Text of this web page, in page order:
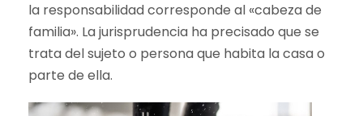
la responsabilidad corresponde al «cabeza de
familia». La jurisprudencia ha precisado que se
trata del sujeto o persona que habita la casa o
parte de ella.